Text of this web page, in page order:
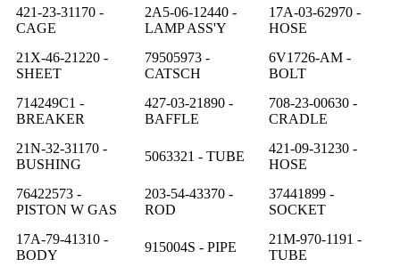
421-23-31170 -
CAGE
2A5-06-12440 -
LAMP ASS'Y
17A-03-62970 -
HOSE
21X-46-21220 -
SHEET
79505973 -
CATSCH
6V1726-AM -
BOLT
714249C1 -
BREAKER
427-03-21890 -
BAFFLE
708-23-00630 -
CRADLE
21N-32-31170 -
BUSHING
5063321 - TUBE
421-09-31230 -
HOSE
76422573 -
PISTON W GAS
203-54-43370 -
ROD
37441899 -
SOCKET
17A-79-41310 -
BODY
915004S - PIPE
21M-970-1191 -
TUBE